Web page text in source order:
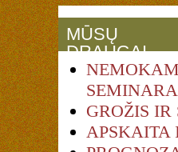
MŪSŲ
DRAUGAI
GROŽIS IR
APSKAITA